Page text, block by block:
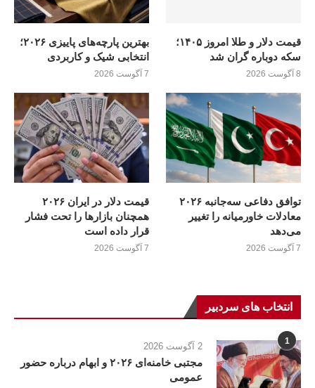
قیمت دلار و طلا امروز ۱۴۰۵؛
سکه دوباره گران شد
8 آگوست 2026
بهترین پارچه‌های پاییزی ۲۰۲۶؛
انتخابی شیک و کاربردی
7 آگوست 2026
توافق دفاعی سه‌جانبه ۲۰۲۶
معادلات خاورمیانه را تغییر
می‌دهد
7 آگوست 2026
قیمت دلار در ایران ۲۰۲۶
همچنان بازارها را تحت فشار
قرار داده است
7 آگوست 2026
انتخاب های سردبیر
1 2 آگوست 2026
مجتبی خامنه‌ای ۲۰۲۶ و ابهام درباره حضور
عمومی